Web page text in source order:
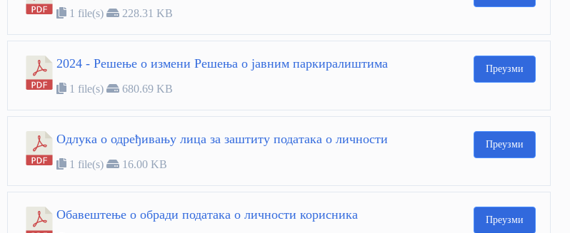
1 file(s) 228.31 KB
2024 - Решење о измени Решења о јавним паркиралиштима
1 file(s) 680.69 KB
Преузми
Oдлука о одређивању лица за заштиту података о личности
1 file(s) 16.00 KB
Преузми
Обавештење о обради података о личности корисника Преузми